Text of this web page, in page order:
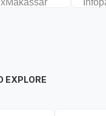
EXPLORE